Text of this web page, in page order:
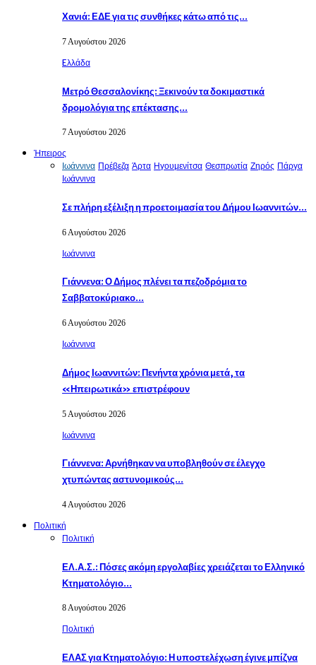
Χανιά: ΕΔΕ για τις συνθήκες κάτω από τις…
7 Αυγούστου 2026
Eλλάδα
Μετρό Θεσσαλονίκης: Ξεκινούν τα δοκιμαστικά
δρομολόγια της επέκτασης…
7 Αυγούστου 2026
Ήπειρος
Ιωάννινα Πρέβεζα Άρτα Ηγουμενίτσα Θεσπρωτία Ζηρός Πάργα
Ιωάννινα
Σε πλήρη εξέλιξη η προετοιμασία του Δήμου Ιωαννιτών…
6 Αυγούστου 2026
Ιωάννινα
Γιάννενα: Ο Δήμος πλένει τα πεζοδρόμια το
Σαββατοκύριακο…
6 Αυγούστου 2026
Ιωάννινα
Δήμος Ιωαννιτών: Πενήντα χρόνια μετά, τα
«Ηπειρωτικά» επιστρέφουν
5 Αυγούστου 2026
Ιωάννινα
Γιάννενα: Αρνήθηκαν να υποβληθούν σε έλεγχο
χτυπώντας αστυνομικούς…
4 Αυγούστου 2026
Πολιτική
Πολιτική
ΕΛ.Α.Σ.: Πόσες ακόμη εργολαβίες χρειάζεται το Ελληνικό
Κτηματολόγιο…
8 Αυγούστου 2026
Πολιτική
ΕΛΑΣ για Κτηματολόγιο: Η υποστελέχωση έγινε μπίζνα